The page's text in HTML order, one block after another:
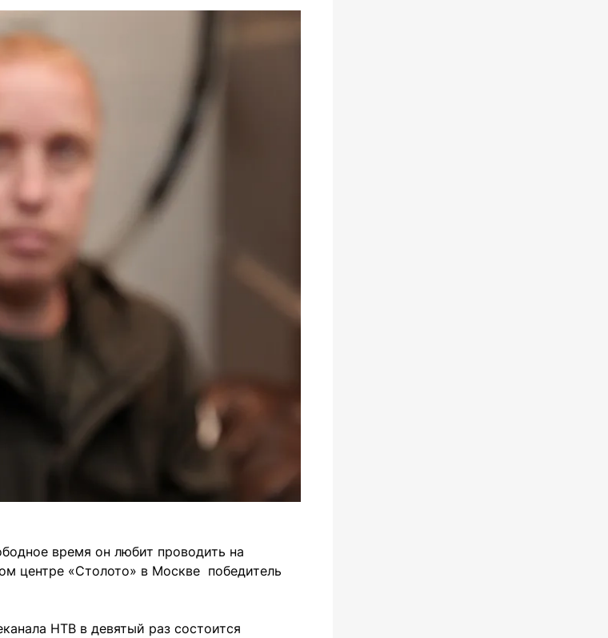
время он любит проводить на
центре «Столото» в Москве победитель
НТВ в девятый раз состоится